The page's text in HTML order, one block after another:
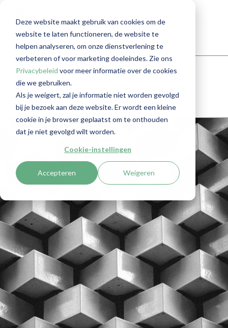
Deze website maakt gebruik van cookies om de
website te laten functioneren, de website te
helpen analyseren, om onze dienstverlening te
verbeteren of voor marketing doeleindes. Zie ons
Privacybeleid voor meer informatie over de cookies
die we gebruiken.
Als je weigert, zal je informatie niet worden gevolgd
bij je bezoek aan deze website. Er wordt een kleine
cookie in je browser geplaatst om te onthouden
dat je niet gevolgd wilt worden.
Cookie-instellingen
Accepteren Weigeren
Meest recente bericht